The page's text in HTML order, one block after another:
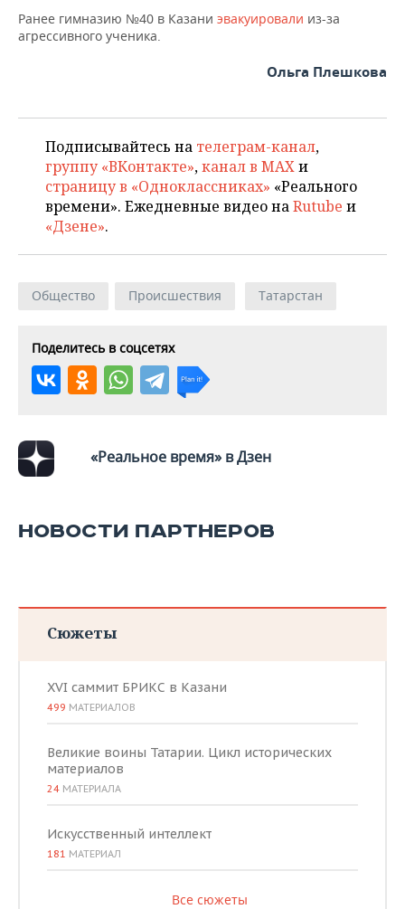
ЭНЕРГЕТИКА
УСЛУГИ
МЕДИА
ВЫЕЗДНАЯ РЕДАКЦИЯ
ОТКРЫТАЯ ЛЕКЦИЯ
НОВОСТИ СПОРТА
БАСКЕТБОЛ
ВОЛЕЙБОЛ
КИБЕРСПОРТ
ВОДНЫЕ ВИДЫ СПОРТА
ХОККЕЙ С МЯЧОМ
ОБЩЕСТВО
ИНФРАСТРУКТУРА
ИСТОРИЯ
КУЛЬТУРА
ОБРАЗОВАНИЕ
ПРОИСШЕСТВИЯ
СПРАВОЧНИК
СПИСОК ПЕРСОН
СПИСОК КОМПАНИЙ
ПОЛНАЯ ВЕРСИЯ
Ранее гимназию №40 в Казани эвакуировали из-за
агрессивного ученика.
Ольга Плешкова
Подписывайтесь на телеграм-канал,
группу «ВКонтакте»,канал в MAXи
страницу в «Одноклассниках» «Реального
времени». Ежедневные видео наRutube и
«Дзене».
Общество Происшествия Татарстан
Поделитесь в соцсетях
«Реальное время» в Дзен
НОВОСТИ ПАРТНЕРОВ
Сюжеты
XVI саммит БРИКС в Казани
499 МАТЕРИАЛОВ
Великие воины Татарии. Цикл исторических
материалов
24 МАТЕРИАЛА
Искусственный интеллект
181 МАТЕРИАЛ
Все сюжеты